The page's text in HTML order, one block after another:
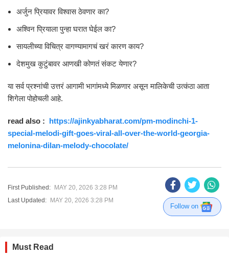
अर्जुन प्रियावर विश्वास ठेवणार का?
अश्विन प्रियाला पुन्हा घरात घेईल का?
सायलीच्या विचित्र वागण्यामागचं खरं कारण काय?
देशमुख कुटुंबावर आणखी कोणतं संकट येणार?
या सर्व प्रश्नांची उत्तरं आगामी भागांमध्ये मिळणार असून मालिकेची उत्कंठा आता
शिगेला पोहोचली आहे.
read also : https://ajinkyabharat.com/pm-modinchi-1-
special-melodi-gift-goes-viral-all-over-the-world-georgia-
melonina-dilan-melody-chocolate/
First Published: MAY 20, 2026 3:28 PM
Last Updated: MAY 20, 2026 3:28 PM
Follow on
Must Read